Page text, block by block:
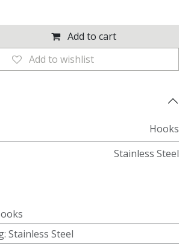
Add to cart
Add to wishlist
Hooks
Stainless Steel
: Stainless Steel